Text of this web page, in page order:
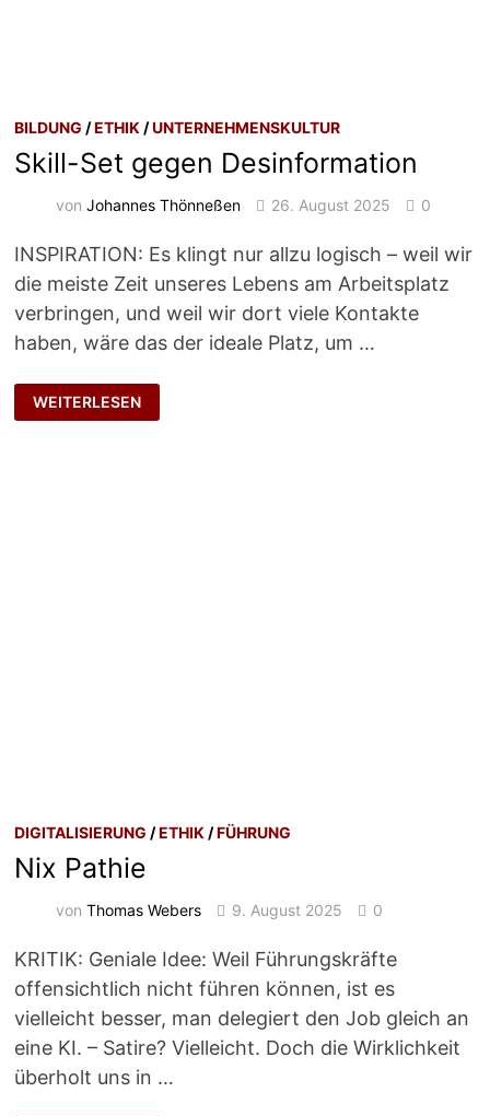
BILDUNG /ETHIK /UNTERNEHMENSKULTUR
Skill-Set gegen Desinformation
vonJohannes Thönneßen 26. August 2025 0
INSPIRATION: Es klingt nur allzu logisch – weil wir
die meiste Zeit unseres Lebens am Arbeitsplatz
verbringen, und weil wir dort viele Kontakte
haben, wäre das der ideale Platz, um …
SKILL-
SET
GEGEN
WEITERLESEN
DIGITALISIERUNG /ETHIK /FÜHRUNG
Nix Pathie
vonThomas Webers 9. August 2025 0
KRITIK: Geniale Idee: Weil Führungskräfte
offensichtlich nicht führen können, ist es
vielleicht besser, man delegiert den Job gleich an
eine KI. – Satire? Vielleicht. Doch die Wirklichkeit
überholt uns in …